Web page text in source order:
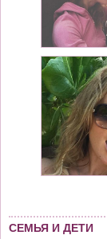
СЕМЬЯ И ДЕТИ